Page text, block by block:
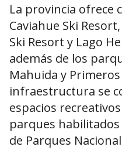
La provincia ofrece
Caviahue Ski
Ski Resort y Lago
además de los
Mahuida y Primeros
infraestructura se
espacios
parques
de Parques